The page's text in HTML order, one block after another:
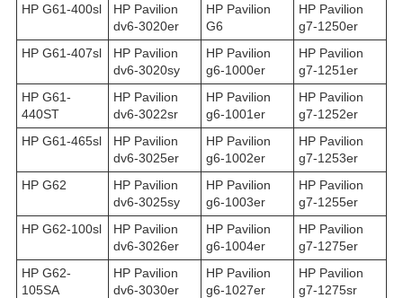
HP G61-400sl
HP Pavilion
dv6-3020er
HP Pavilion
G6
HP Pavilion
g7-1250er
HP G61-407sl
HP Pavilion
dv6-3020sy
HP Pavilion
g6-1000er
HP Pavilion
g7-1251er
HP G61-
440ST
HP Pavilion
dv6-3022sr
HP Pavilion
g6-1001er
HP Pavilion
g7-1252er
HP G61-465sl
HP Pavilion
dv6-3025er
HP Pavilion
g6-1002er
HP Pavilion
g7-1253er
HP G62
HP Pavilion
dv6-3025sy
HP Pavilion
g6-1003er
HP Pavilion
g7-1255er
HP G62-100sl
HP Pavilion
dv6-3026er
HP Pavilion
g6-1004er
HP Pavilion
g7-1275er
HP G62-
105SA
HP Pavilion
dv6-3030er
HP Pavilion
g6-1027er
HP Pavilion
g7-1275sr